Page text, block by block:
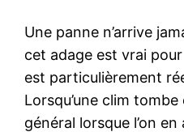
Une panne n’arrive
cet adage est vrai
est particulièrement
Lorsqu’une clim tombe
général lorsque l’on